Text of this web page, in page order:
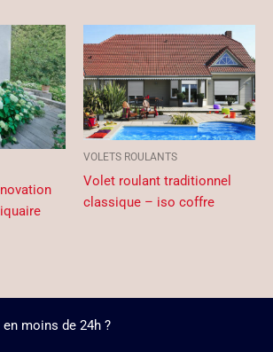
VOLETS ROULANTS
Volet roulant traditionnel
classique – iso coffre
moins de 24h ?